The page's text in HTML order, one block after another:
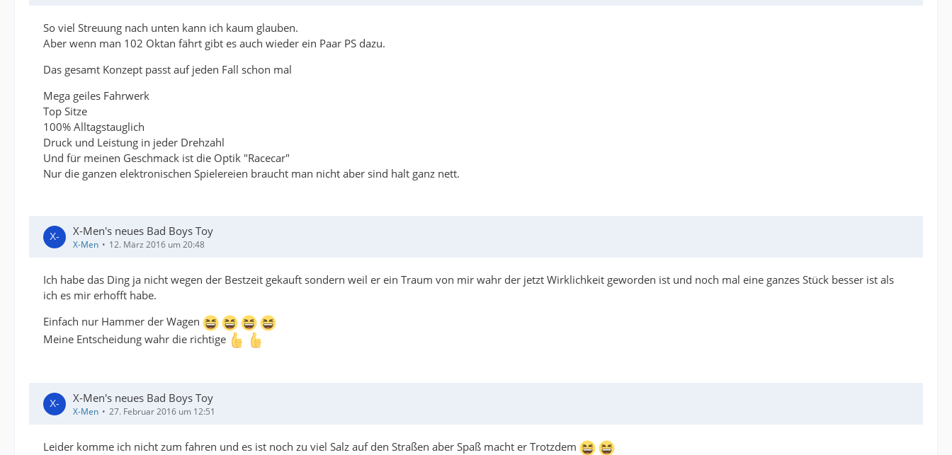
So viel Streuung nach unten kann ich kaum glauben.
Aber wenn man 102 Oktan fährt gibt es auch wieder ein Paar PS dazu.
Das gesamt Konzept passt auf jeden Fall schon mal
Mega geiles Fahrwerk
Top Sitze
100% Alltagstauglich
Druck und Leistung in jeder Drehzahl
Und für meinen Geschmack ist die Optik "Racecar"
Nur die ganzen elektronischen Spielereien braucht man nicht aber sind halt ganz nett.
X-Men's neues Bad Boys Toy
X-Men 12. März 2016 um 20:48
Ich habe das Ding ja nicht wegen der Bestzeit gekauft sondern weil er ein Traum von mir wahr der jetzt Wirklichkeit geworden ist und noch mal eine ganzes Stück besser ist als
ich es mir erhofft habe.
Einfach nur Hammer der Wagen
Meine Entscheidung wahr die richtige
X-Men's neues Bad Boys Toy
X-Men 27. Februar 2016 um 12:51
Leider komme ich nicht zum fahren und es ist noch zu viel Salz auf den Straßen aber Spaß macht er Trotzdem